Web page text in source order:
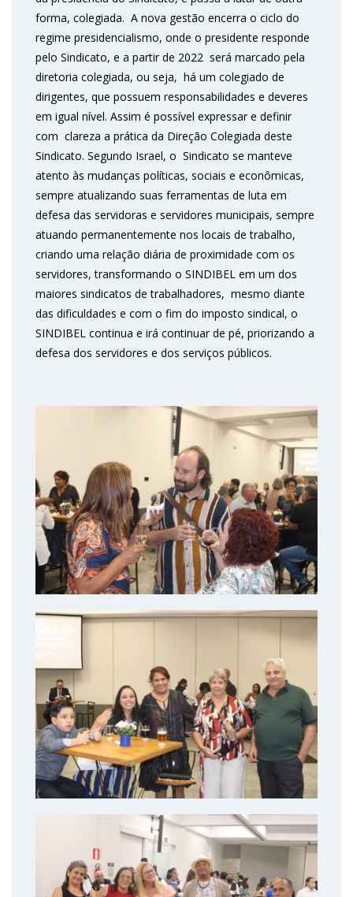
forma, colegiada. A nova gestão encerra o ciclo do
regime presidencialismo, onde o presidente responde
pelo Sindicato, e a partir de 2022 será marcado pela
diretoria colegiada, ou seja, há um colegiado de
dirigentes, que possuem responsabilidades e deveres
em igual nível. Assim é possível expressar e definir
com clareza a prática da Direção Colegiada deste
Sindicato. Segundo Israel, o Sindicato se manteve
atento às mudanças políticas, sociais e econômicas,
sempre atualizando suas ferramentas de luta em
defesa das servidoras e servidores municipais, sempre
atuando permanentemente nos locais de trabalho,
criando uma relação diária de proximidade com os
servidores, transformando o SINDIBEL em um dos
maiores sindicatos de trabalhadores, mesmo diante
das dificuldades e com o fim do imposto sindical, o
SINDIBEL continua e irá continuar de pé, priorizando a
defesa dos servidores e dos serviços públicos.